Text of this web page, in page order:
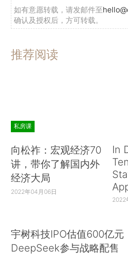
如有意愿转载，请发邮件至
确认及授权后，方可转载。
推荐阅读
私房课
向松祚：宏观经济70
讲，带你了解国内外
经济大局
2022年04月06日
In
2022
宇树科技IPO估值600亿元
DeepSeek参与战略配售